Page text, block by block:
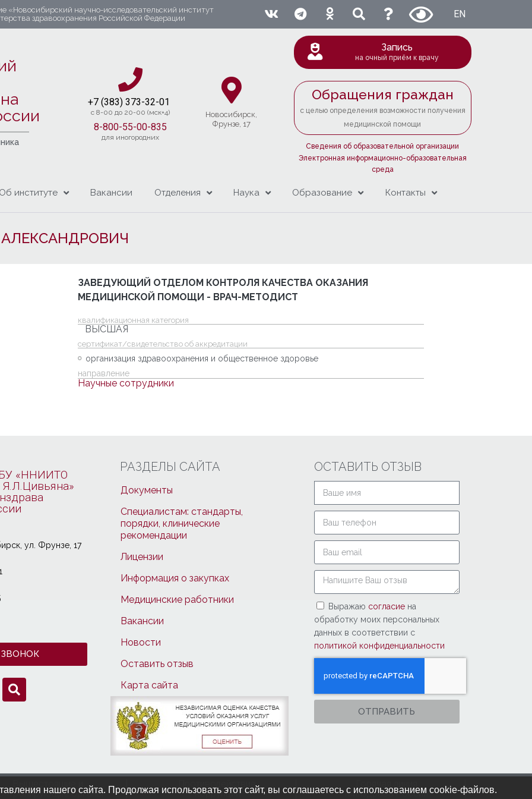
«Новосибирский научно-исследовательский институт
здравоохранения Российской Федерации
EN
+7 (383) 373-32-01​
c 8-00 до 20-00 (мск+4)
8-800-55-00-835
для иногородних
Новосибирcк,
Фрунзе, 17
Запись
на очный приём к врачу
Обращения граждан
с целью определения возможности получения
медицинской помощи
Сведения об образовательной организации
Электронная информационно-образовательная
среда
Об институте Вакансии Отделения Наука Образование Контакты
ЗАВЕДУЮЩИЙ ОТДЕЛОМ КОНТРОЛЯ КАЧЕСТВА ОКАЗАНИЯ
МЕДИЦИНСКОЙ ПОМОЩИ - ВРАЧ-МЕТОДИСТ
квалификационная категория
ВЫСШАЯ
cертификат/свидетельство об аккредитации
организация здравоохранения и общественное здоровье
направление
Научные сотрудники
«ННИИТО
Я.Л.Цивьяна»
ул. Фрунзе, 17
ЗВОНОК
РАЗДЕЛЫ САЙТА
Документы
Специалистам: стандарты,
порядки, клинические
рекомендации
Лицензии
Информация о закупках
Медицинские работники
Вакансии
Новости
Оставить отзыв
Карта сайта
ОСТАВИТЬ ОТЗЫВ
Выражаю согласие на
обработку моих персональных
данных в соответствии с
политикой конфиденциальности
ОТПРАВИТЬ
органы
Противодействие
коррупции
Минздрава России
нашего сайта. Продолжая использовать этот сайт, вы соглашаетесь с использованием cookie-файлов.